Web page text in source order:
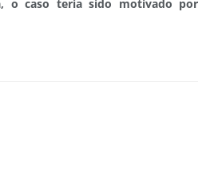
o caso teria sido motivado por